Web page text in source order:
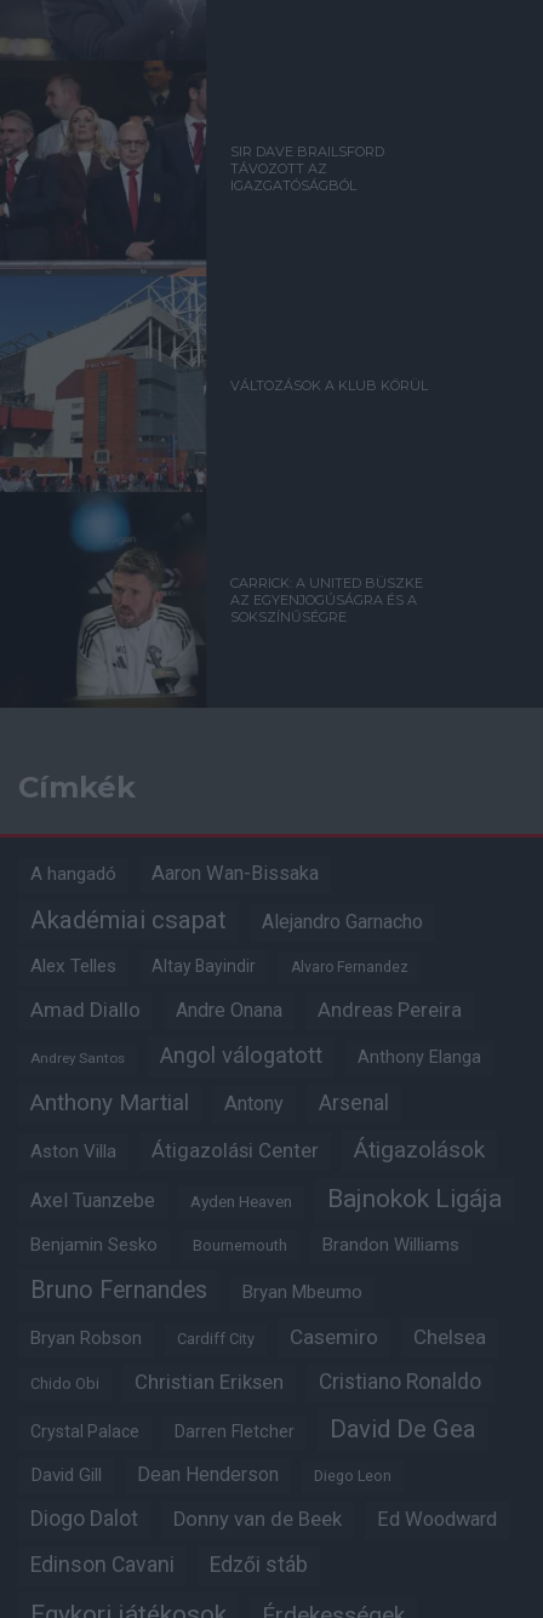
SIR DAVE BRAILSFORD
TÁVOZOTT AZ
IGAZGATÓSÁGBÓL
VÁLTOZÁSOK A KLUB KÖRÜL
CARRICK: A UNITED BÜSZKE
AZ EGYENJOGÚSÁGRA ÉS A
SOKSZÍNŰSÉGRE
Címkék
A hangadó Aaron Wan-Bissaka
Akadémiai csapat Alejandro Garnacho
Alex Telles Altay Bayindir Alvaro Fernandez
Amad Diallo Andre Onana Andreas Pereira
Andrey Santos Angol válogatott Anthony Elanga
Anthony Martial Antony Arsenal
Aston Villa Átigazolási Center Átigazolások
Axel Tuanzebe Ayden Heaven Bajnokok Ligája
Benjamin Sesko Bournemouth Brandon Williams
Bruno Fernandes Bryan Mbeumo
Bryan Robson Cardiff City Casemiro Chelsea
Chido Obi Christian Eriksen Cristiano Ronaldo
Crystal Palace Darren Fletcher David De Gea
David Gill Dean Henderson Diego Leon
Diogo Dalot Donny van de Beek Ed Woodward
Edinson Cavani Edzői stáb